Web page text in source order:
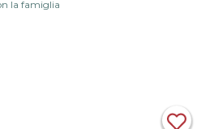
la famiglia